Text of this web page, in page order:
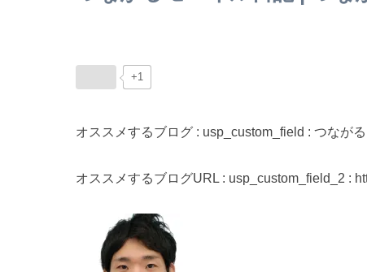
+1
オススメするブログ : usp_custom_field : つなが
オススメするブログURL : usp_custom_field_2 :